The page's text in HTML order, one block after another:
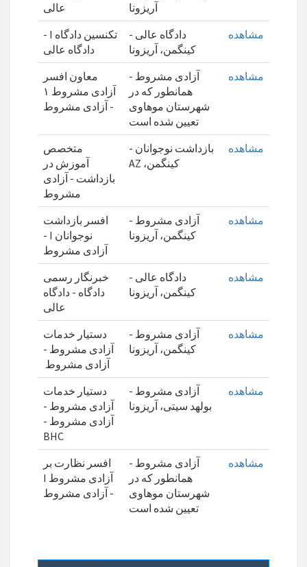
عالی
آریزونا
تکنسین دادگاه I -
دادگاه عالی
دادگاه عالی -
کینگمن، آریزونا
مشاهده
معاون افسر
آزادی مشروط ۱
- آزادی مشروط
آزادی مشروط -
همانطور که در
شهرستان موهاوی
تعیین شده است
مشاهده
متخصص
آموزش در
بازداشت - آزادی
مشروط
بازداشت نوجوانان -
کینگمن، AZ
مشاهده
افسر بازداشت
نوجوانان I -
آزادی مشروط
آزادی مشروط -
کینگمن، آریزونا
مشاهده
خبرنگار رسمی
دادگاه - دادگاه
عالی
دادگاه عالی -
کینگمن، آریزونا
مشاهده
دستیار خدمات
آزادی مشروط -
آزادی مشروط
آزادی مشروط -
کینگمن، آریزونا
مشاهده
دستیار خدمات
آزادی مشروط -
آزادی مشروط -
BHC
آزادی مشروط -
بولهد سیتی، آریزونا
مشاهده
افسر نظارت بر
آزادی مشروط I
- آزادی مشروط
آزادی مشروط -
همانطور که در
شهرستان موهاوی
تعیین شده است
مشاهده